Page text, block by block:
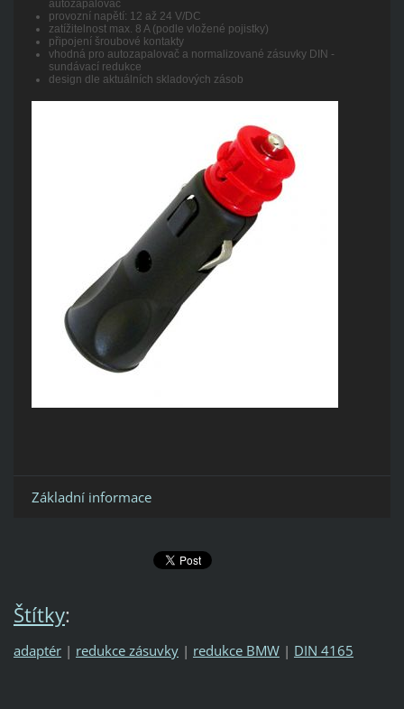
autozapalovač
provozní napětí: 12 až 24 V/DC
zatížitelnost max. 8 A (podle vložené pojistky)
připojení šroubové kontakty
vhodná pro autozapalovač a normalizované zásuvky DIN -
sundávací redukce
design dle aktuálních skladových zásob
Základní informace
Štítky:
adaptér | redukce zásuvky | redukce BMW | DIN 4165